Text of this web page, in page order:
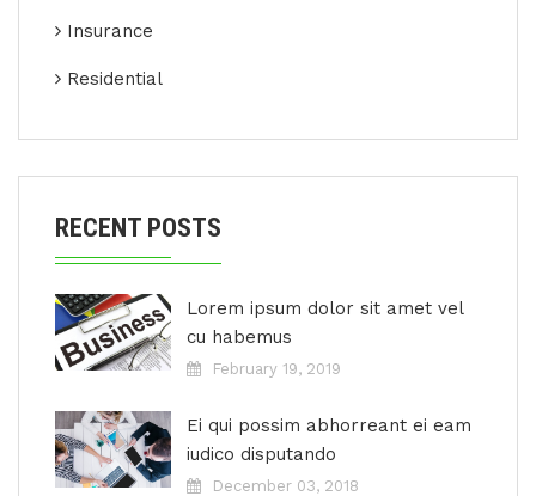
Insurance
Residential
RECENT POSTS
Lorem ipsum dolor sit amet vel
cu habemus
February 19, 2019
Ei qui possim abhorreant ei eam
iudico disputando
December 03, 2018